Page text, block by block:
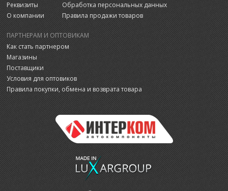
Реквизиты
О компании
Обработка персональных данных
Правила продажи товаров
ПАРТНЕРАМ И ОПТОВИКАМ
Как стать партнером
Магазины
Поставщики
Условия для оптовиков
Правила покупки, обмена и возврата товара